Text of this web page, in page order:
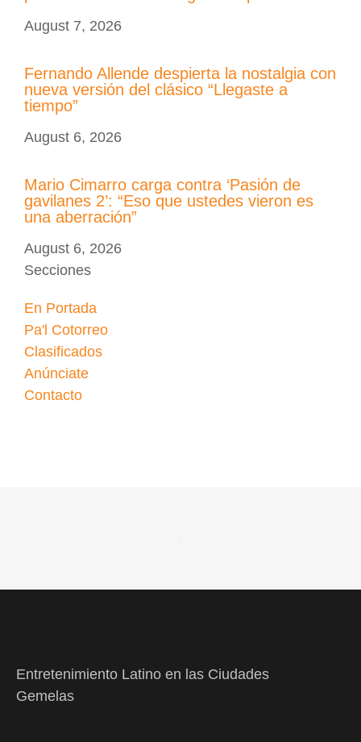
August 7, 2026
Fernando Allende despierta la nostalgia con
nueva versión del clásico “Llegaste a
tiempo”
August 6, 2026
Mario Cimarro carga contra ‘Pasión de
gavilanes 2’: “Eso que ustedes vieron es
una aberración”
August 6, 2026
Secciones
En Portada
Pa'l Cotorreo
Clasificados
Anúnciate
Contacto
Entretenimiento Latino en las Ciudades
Gemelas